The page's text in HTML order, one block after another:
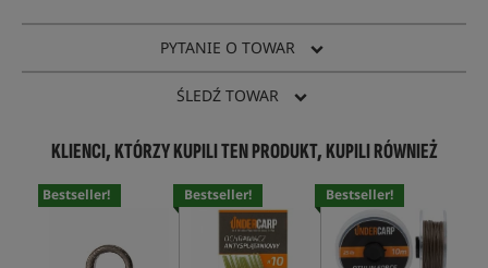
PYTANIE O TOWAR
ŚLEDŹ TOWAR
KLIENCI, KTÓRZY KUPILI TEN PRODUKT, KUPILI RÓWNIEŻ
Bestseller! Bestseller! Bestseller!